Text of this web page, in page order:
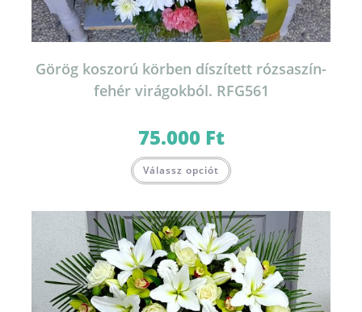
Görög koszorú körben díszített rózsaszín-
fehér virágokból. RFG561
75.000 Ft
Válassz opciót